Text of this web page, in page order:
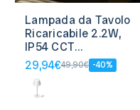
Lampada da Tavolo
Ricaricabile 2.2W,
IP54 CCT
Dimmerabile -
Bianca
29,94€49,90€ -40%